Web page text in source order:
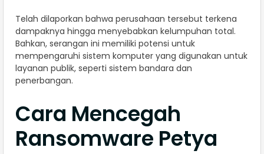
Telah dilaporkan bahwa perusahaan tersebut terkena
dampaknya hingga menyebabkan kelumpuhan total.
Bahkan, serangan ini memiliki potensi untuk
mempengaruhi sistem komputer yang digunakan untuk
layanan publik, seperti sistem bandara dan
penerbangan.
Cara Mencegah
Ransomware Petya